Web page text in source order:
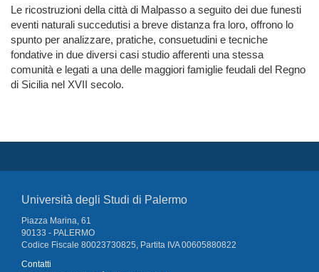
Le ricostruzioni della città di Malpasso a seguito dei due funesti
eventi naturali succedutisi a breve distanza fra loro, offrono lo
spunto per analizzare, pratiche, consuetudini e tecniche
fondative in due diversi casi studio afferenti una stessa
comunità e legati a una delle maggiori famiglie feudali del Regno
di Sicilia nel XVII secolo.
Università degli Studi di Palermo
Piazza Marina, 61
90133 - PALERMO
Codice Fiscale 80023730825, Partita IVA 00605880822
Contatti